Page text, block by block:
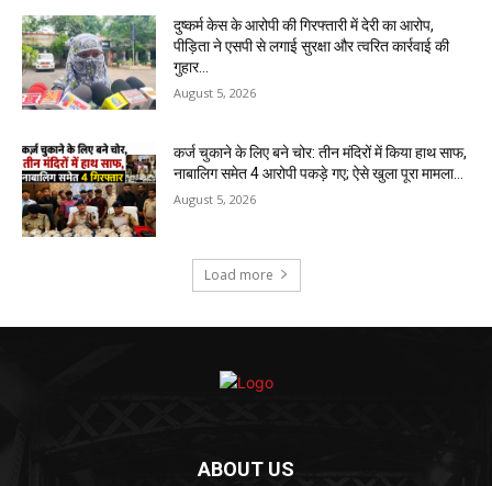
दुष्कर्म केस के आरोपी की गिरफ्तारी में देरी का आरोप,
पीड़िता ने एसपी से लगाई सुरक्षा और त्वरित कार्रवाई की
गुहार…
August 5, 2026
कर्ज चुकाने के लिए बने चोर: तीन मंदिरों में किया हाथ साफ,
नाबालिग समेत 4 आरोपी पकड़े गए; ऐसे खुला पूरा मामला…
August 5, 2026
Load more
ABOUT US